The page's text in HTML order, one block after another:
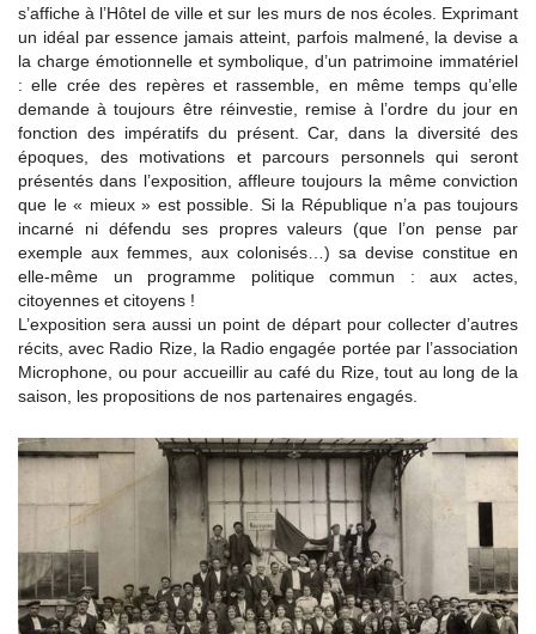
s’affiche à l’Hôtel de ville et sur les murs de nos écoles. Exprimant
un idéal par essence jamais atteint, parfois malmené, la devise a
la charge émotionnelle et symbolique, d’un patrimoine immatériel
: elle crée des repères et rassemble, en même temps qu’elle
demande à toujours être réinvestie, remise à l’ordre du jour en
fonction des impératifs du présent. Car, dans la diversité des
époques, des motivations et parcours personnels qui seront
présentés dans l’exposition, affleure toujours la même conviction
que le « mieux » est possible. Si la République n’a pas toujours
incarné ni défendu ses propres valeurs (que l’on pense par
exemple aux femmes, aux colonisés…) sa devise constitue en
elle-même un programme politique commun : aux actes,
citoyennes et citoyens !
L’exposition sera aussi un point de départ pour collecter d’autres
récits, avec Radio Rize, la Radio engagée portée par l’association
Microphone, ou pour accueillir au café du Rize, tout au long de la
saison, les propositions de nos partenaires engagés.